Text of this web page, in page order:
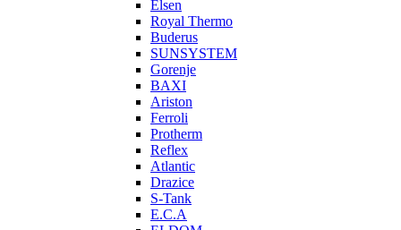
Elsen
Royal Thermo
Buderus
SUNSYSTEM
Gorenje
BAXI
Ariston
Ferroli
Protherm
Reflex
Atlantic
Drazice
S-Tank
E.C.A